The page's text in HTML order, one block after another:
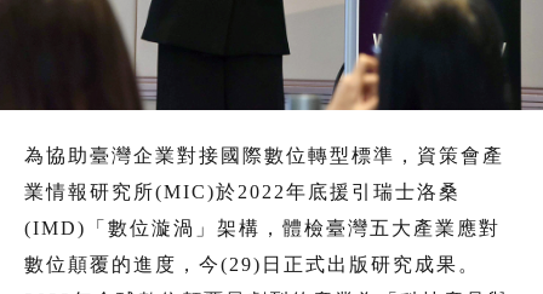
為協助臺灣企業對接國際數位轉型標準，資策會產
業情報研究所(MIC)於2022年底援引瑞士洛桑
(IMD)「數位漩渦」架構，體檢臺灣五大產業應對
數位顛覆的進度，今(29)日正式出版研究成果。